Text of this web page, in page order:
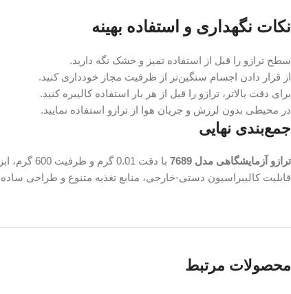
نکات نگهداری و استفاده بهینه
سطح ترازو را قبل از استفاده تمیز و خشک نگه دارید.
از قرار دادن اجسام سنگین‌تر از ظرفیت مجاز خودداری کنید.
برای دقت بالاتر، ترازو را قبل از هر بار استفاده کالیبره کنید.
در محیطی بدون لرزش و جریان هوا از ترازو استفاده نمایید.
جمع‌بندی نهایی
ترازو آزمایشگاهی مدل 7689
با دقت 0.01 گرم و ظرفیت 600 گرم، ابزاری ایده‌آل برای آزمایشگاه‌ها، مدارس و محیط‌های کنترل کیفیت است.
قابلیت کالیبراسیون دستی-خارجی، منابع تغذیه متنوع و طراحی
محصولات مرتبط